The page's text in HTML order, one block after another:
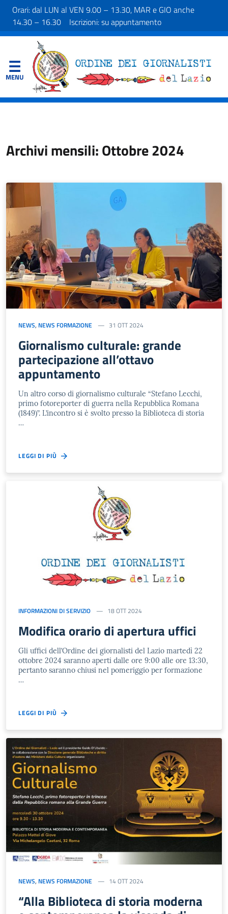
Orari: dal LUN al VEN 9.00 – 13.30, MAR e GIO anche
14.30 – 16.30 Iscrizioni: su appuntamento
Archivi mensili: Ottobre 2024
NEWS, NEWS FORMAZIONE 31 OTT 2024
Giornalismo culturale: grande
partecipazione all’ottavo
appuntamento
Un altro corso di giornalismo culturale “Stefano Lecchi,
primo fotoreporter di guerra nella Repubblica Romana
(1849)”. L’incontro si è svolto presso la Biblioteca di storia
…
LEGGI DI PIÙ
INFORMAZIONI DI SERVIZIO 18 OTT 2024
Modifica orario di apertura uffici
Gli uffici dell’Ordine dei giornalisti del Lazio martedì 22
ottobre 2024 saranno aperti dalle ore 9:00 alle ore 13:30,
pertanto saranno chiusi nel pomeriggio per formazione
…
LEGGI DI PIÙ
NEWS, NEWS FORMAZIONE 14 OTT 2024
“Alla Biblioteca di storia moderna